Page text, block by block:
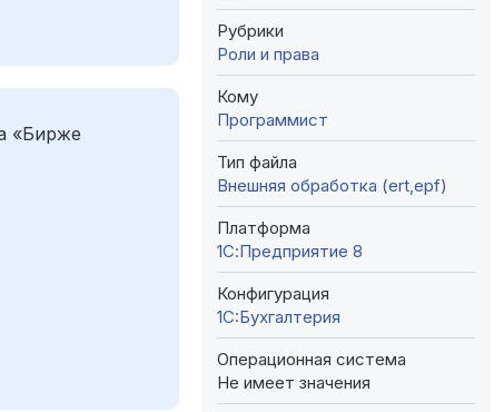
«Бирже
Рубрики
Роли и права
Кому
Программист
Тип файла
Внешняя обработка (ert,epf)
Платформа
1С:Предприятие 8
Конфигурация
1C:Бухгалтерия
Операционная система
Не имеет значения